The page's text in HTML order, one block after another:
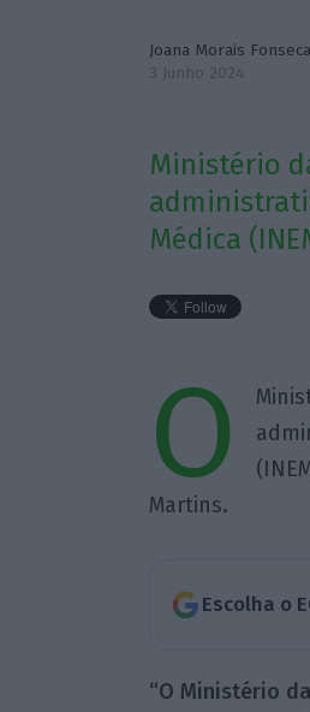
Joana Morais Fonseca
3 Junho 2024
Ministério
Médica
O
Martins.
Escolha o
“O Ministério